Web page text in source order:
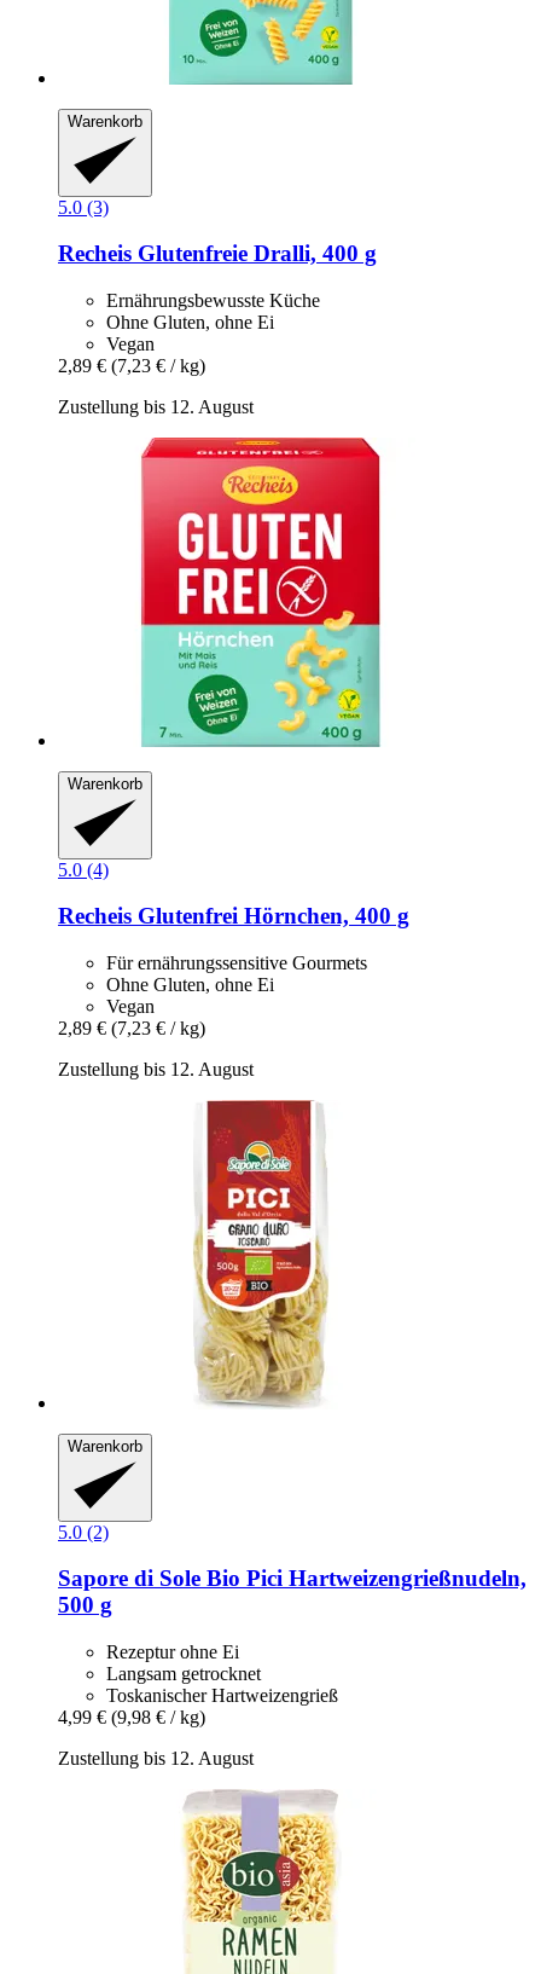
Warenkorb
5.0 (3)
Recheis Glutenfreie Dralli, 400 g
Ernährungsbewusste Küche
Ohne Gluten, ohne Ei
Vegan
2,89 € (7,23 € / kg)
Zustellung bis 12. August
Warenkorb
5.0 (4)
Recheis Glutenfrei Hörnchen, 400 g
Für ernährungssensitive Gourmets
Ohne Gluten, ohne Ei
Vegan
2,89 € (7,23 € / kg)
Zustellung bis 12. August
Warenkorb
5.0 (2)
Sapore di Sole Bio Pici Hartweizengrießnudeln,
500 g
Rezeptur ohne Ei
Langsam getrocknet
Toskanischer Hartweizengrieß
4,99 € (9,98 € / kg)
Zustellung bis 12. August